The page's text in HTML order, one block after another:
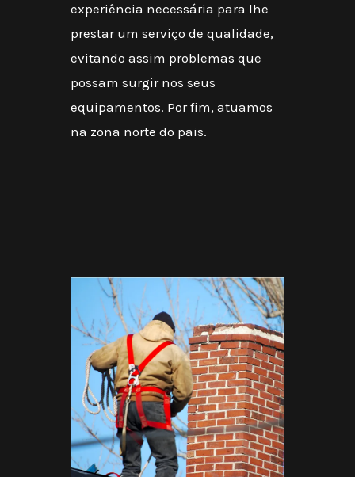
experiência necessária para lhe
prestar um serviço de qualidade,
evitando assim problemas que
possam surgir nos seus
equipamentos. Por fim, atuamos
na zona norte do pais.